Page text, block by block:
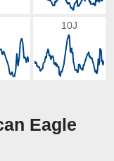
10J
Eagle